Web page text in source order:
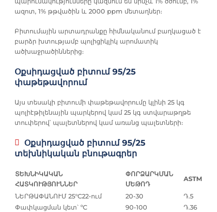
ազոտ, 1% թթվածին և 2000 ppm մետաղներ։
Բիտումային արտադրանքը հիմնականում բաղկացած է
բարձր խտությամբ պոլիցիկլիկ արոմատիկ
ածխաջրածիններից։
Օքսիդացված բիտում 95/25
փաթեթավորում
Այս տեսակի բիտումի փաթեթավորումը կլինի 25 կգ
պոլիէթիլենային պարկերով կամ 25 կգ ստվարաթղթե
տուփերով՝ պալետներով կամ առանց պալետների։
Օքսիդացված բիտում 95/25
տեխնիկական բնութագրեր
ՏԵԽՆԻԿԱԿԱՆ
ՀԱՏԿՈՒԹՅՈՒՆՆԵՐ
ՓՈՐՁԱՐԿՄԱՆ
ՄԵԹՈԴ
ASTM
ՆԵՐԹԱՓԱՆՈՒՄ 25°C22-ում 20-30
Դ.5
Փափկացման կետ՝ ºC
90-100
Դ.36